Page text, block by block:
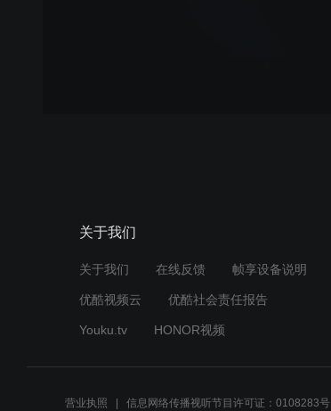
关于我们
关于我们 在线反馈 帧享设备说明
优酷视频云 优酷社会责任报告
Youku.tv HONOR视频
营业执照 信息网络传播视听节目许可证：0108283号